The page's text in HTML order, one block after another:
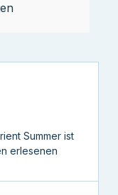
Summer ist
erlesenen